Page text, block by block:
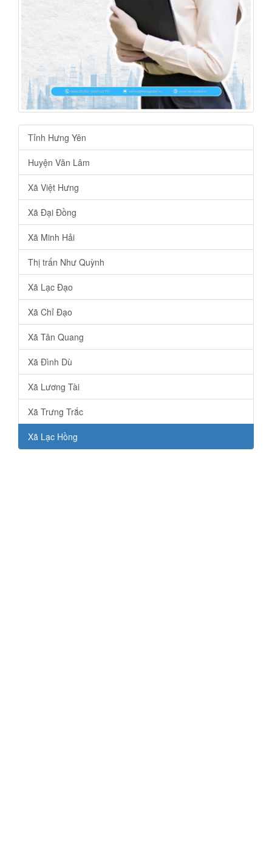
Tỉnh Hưng Yên
Huyện Văn Lâm
Xã Việt Hưng
Xã Đại Đồng
Xã Minh Hải
Thị trấn Như Quỳnh
Xã Lạc Đạo
Xã Chỉ Đạo
Xã Tân Quang
Xã Đình Dù
Xã Lương Tài
Xã Trưng Trắc
Xã Lạc Hồng